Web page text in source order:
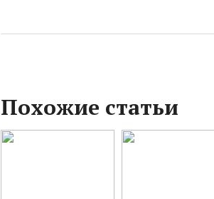
Похожие статьи